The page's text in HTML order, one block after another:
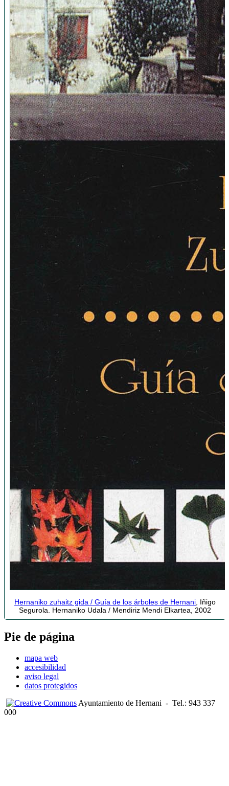
Hernaniko zuhaitz gida / Guía de los árboles de Hernani , Iñigo
Segurola. Hernaniko Udala / Mendiriz Mendi Elkartea, 2002
Pie de página
mapa web
accesibilidad
aviso legal
datos protegidos
Ayuntamiento de Hernani - Tel.: 943 337
000